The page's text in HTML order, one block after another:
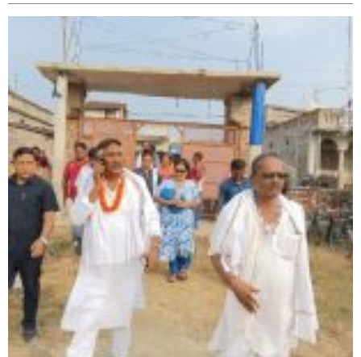
सिराहा-२ मा संजय यादव भिड्ने !
रक्तदान सेवामा जिल्लामै दोस्रो स्थान ल्याएकोमा जनमत नेताद्वय